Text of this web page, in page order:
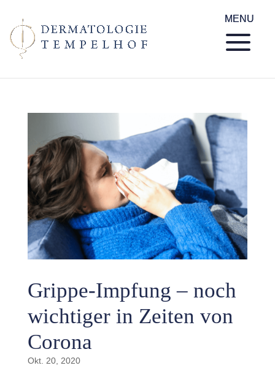
Grippe-Impfung – noch
wichtiger in Zeiten von
Corona
Okt. 20, 2020